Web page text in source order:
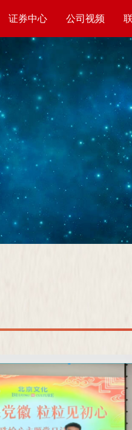
证券中心
SECURITY
公司视频
VIDEO